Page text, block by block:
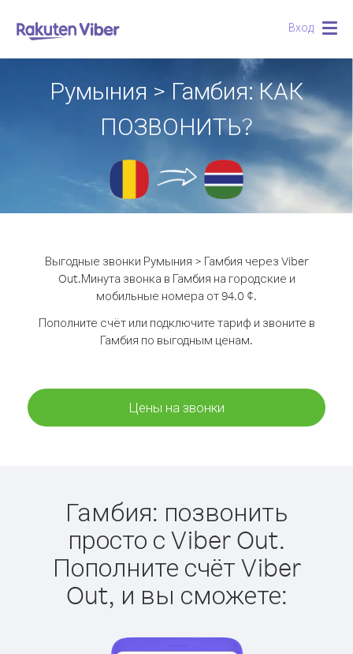
Вход
Румыния > Гамбия: КАК
ПОЗВОНИТЬ?
Выгодные звонки Румыния > Гамбия через Viber
Out.Минута звонка в Гамбия на городские и
мобильные номера от 94.0 ¢.
Пополните счёт или подключите тариф и звоните в
Гамбия по выгодным ценам.
Цены на звонки
Гамбия: позвонить
просто с Viber Out.
Пополните счёт Viber
Out, и вы сможете: